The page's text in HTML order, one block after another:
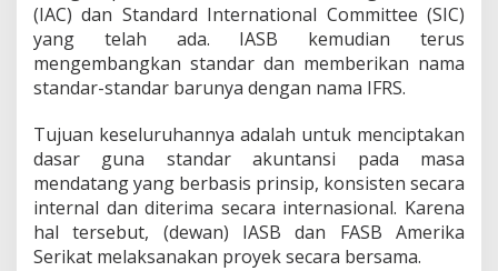
(IAC) dan Standard International Committee (SIC)
yang telah ada. IASB kemudian terus
mengembangkan standar dan memberikan nama
standar-standar barunya dengan nama IFRS.
Tujuan keseluruhannya adalah untuk menciptakan
dasar guna standar akuntansi pada masa
mendatang yang berbasis prinsip, konsisten secara
internal dan diterima secara internasional. Karena
hal tersebut, (dewan) IASB dan FASB Amerika
Serikat melaksanakan proyek secara bersama.